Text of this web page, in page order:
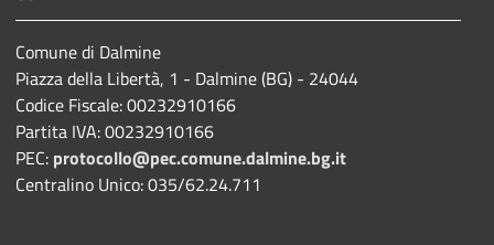
Comune di Dalmine
Piazza della Libertà, 1 - Dalmine (BG) - 24044
Codice Fiscale: 00232910166
Partita IVA: 00232910166
PEC: protocollo@pec.comune.dalmine.bg.it
Centralino Unico: 035/62.24.711